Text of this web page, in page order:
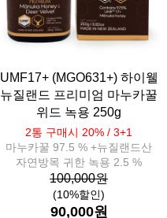
UMF17+ (MGO631+) 하이웰
뉴질랜드 프리미엄 마누카꿀
위드 녹용 250g
2통 구매시 20% / 3+1
마누카꿀 97.5 % +뉴질랜드산
자연방목 귀한 녹용 2.5 %
100,000원
(10%할인)
90,000원